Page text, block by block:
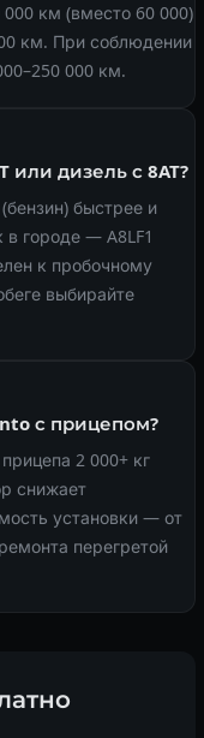
км (вместо 60 000)
км. При соблюдении
000 км.
или дизель с 8AT?
быстрее и
городе — A8LF1
к пробочному
выбирайте
с прицепом?
2 000+ кг
снижает
установки — от
перегретой